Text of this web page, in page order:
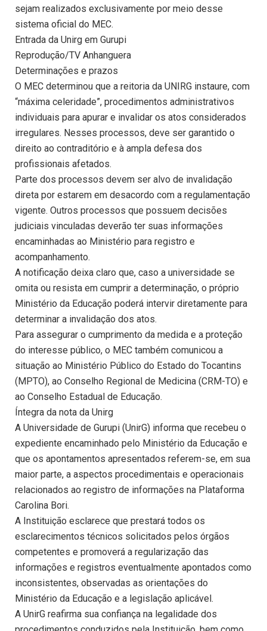
sejam realizados exclusivamente por meio desse
sistema oficial do MEC.
Entrada da Unirg em Gurupi
Reprodução/TV Anhanguera
Determinações e prazos
O MEC determinou que a reitoria da UNIRG instaure, com
“máxima celeridade”, procedimentos administrativos
individuais para apurar e invalidar os atos considerados
irregulares. Nesses processos, deve ser garantido o
direito ao contraditório e à ampla defesa dos
profissionais afetados.
Parte dos processos devem ser alvo de invalidação
direta por estarem em desacordo com a regulamentação
vigente. Outros processos que possuem decisões
judiciais vinculadas deverão ter suas informações
encaminhadas ao Ministério para registro e
acompanhamento.
A notificação deixa claro que, caso a universidade se
omita ou resista em cumprir a determinação, o próprio
Ministério da Educação poderá intervir diretamente para
determinar a invalidação dos atos.
Para assegurar o cumprimento da medida e a proteção
do interesse público, o MEC também comunicou a
situação ao Ministério Público do Estado do Tocantins
(MPTO), ao Conselho Regional de Medicina (CRM-TO) e
ao Conselho Estadual de Educação.
Íntegra da nota da Unirg
A Universidade de Gurupi (UnirG) informa que recebeu o
expediente encaminhado pelo Ministério da Educação e
que os apontamentos apresentados referem-se, em sua
maior parte, a aspectos procedimentais e operacionais
relacionados ao registro de informações na Plataforma
Carolina Bori.
A Instituição esclarece que prestará todos os
esclarecimentos técnicos solicitados pelos órgãos
competentes e promoverá a regularização das
informações e registros eventualmente apontados como
inconsistentes, observadas as orientações do
Ministério da Educação e a legislação aplicável.
A UnirG reafirma sua confiança na legalidade dos